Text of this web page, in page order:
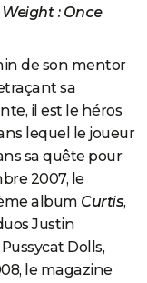
: Once
de son mentor
sa
il est le héros
lequel le joueur
sa quête pour
2007, le
album Curtis,
Justin
Dolls,
le magazine